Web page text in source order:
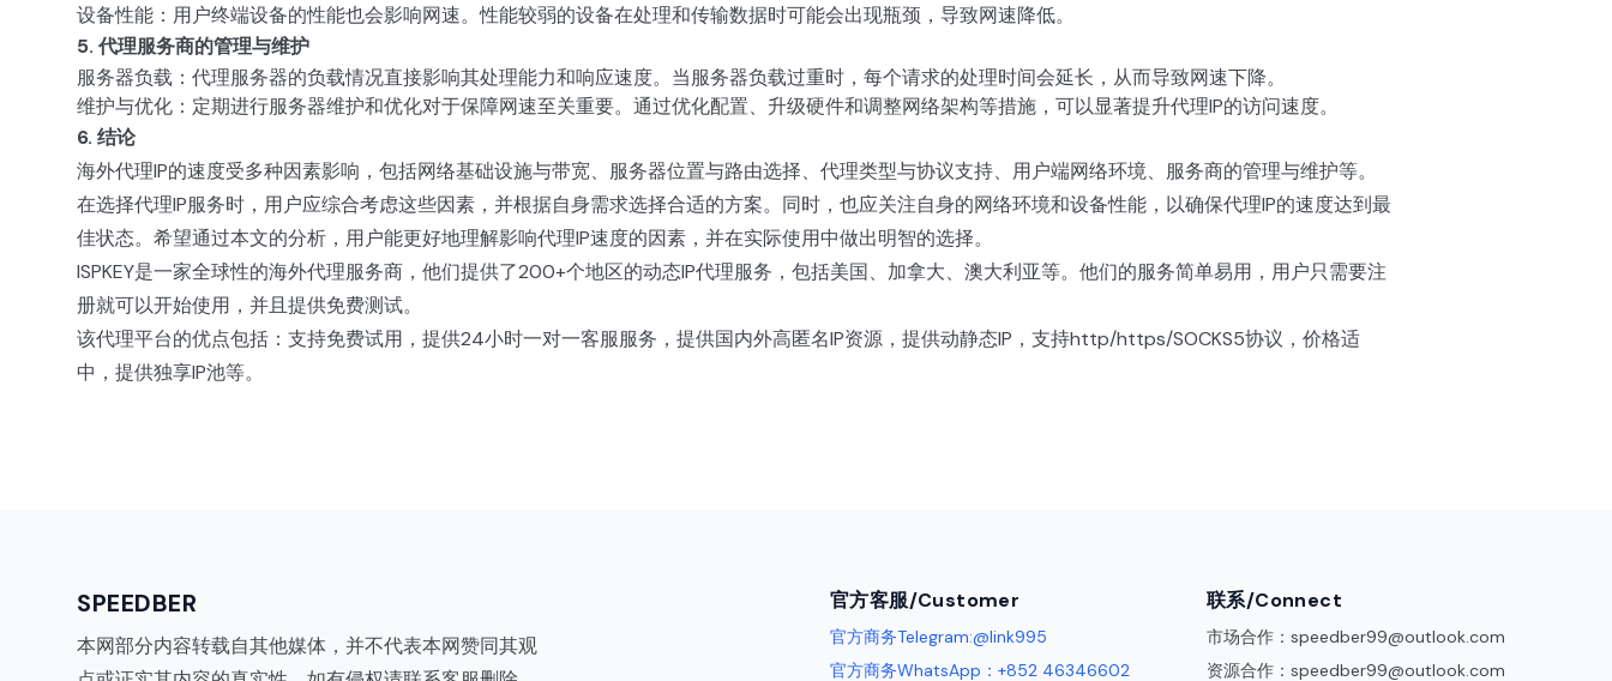
设备性能：用户终端设备的性能也会影响网速。性能较弱的设备在处理和传输数据时可能会出现瓶颈，导致网速降低。
5. 代理服务商的管理与维护
服务器负载：代理服务器的负载情况直接影响其处理能力和响应速度。当服务器负载过重时，每个请求的处理时间会延长，从而导致网速下降。
维护与优化：定期进行服务器维护和优化对于保障网速至关重要。通过优化配置、升级硬件和调整网络架构等措施，可以显著提升代理IP的访问速度。
6. 结论
海外代理IP的速度受多种因素影响，包括网络基础设施与带宽、服务器位置与路由选择、代理类型与协议支持、用户端网络环境、服务商的管理与维护等。
在选择代理IP服务时，用户应综合考虑这些因素，并根据自身需求选择合适的方案。同时，也应关注自身的网络环境和设备性能，以确保代理IP的速度达到最
佳状态。希望通过本文的分析，用户能更好地理解影响代理IP速度的因素，并在实际使用中做出明智的选择。
ISPKEY是一家全球性的海外代理服务商，他们提供了200+个地区的动态IP代理服务，包括美国、加拿大、澳大利亚等。他们的服务简单易用，用户只需要注
册就可以开始使用，并且提供免费测试。
该代理平台的优点包括：支持免费试用，提供24小时一对一客服服务，提供国内外高匿名IP资源，提供动静态IP，支持http/https/SOCKS5协议，价格适
中，提供独享IP池等。
SPEEDBER
本网部分内容转载自其他媒体，并不代表本网赞同其观
官方客服/Customer
官方商务Telegram:@link995
官方商务WhatsApp：+852 46346602
联系/Connect
市场合作： speedber99@outlook.com
资源合作： speedber99@outlook.com